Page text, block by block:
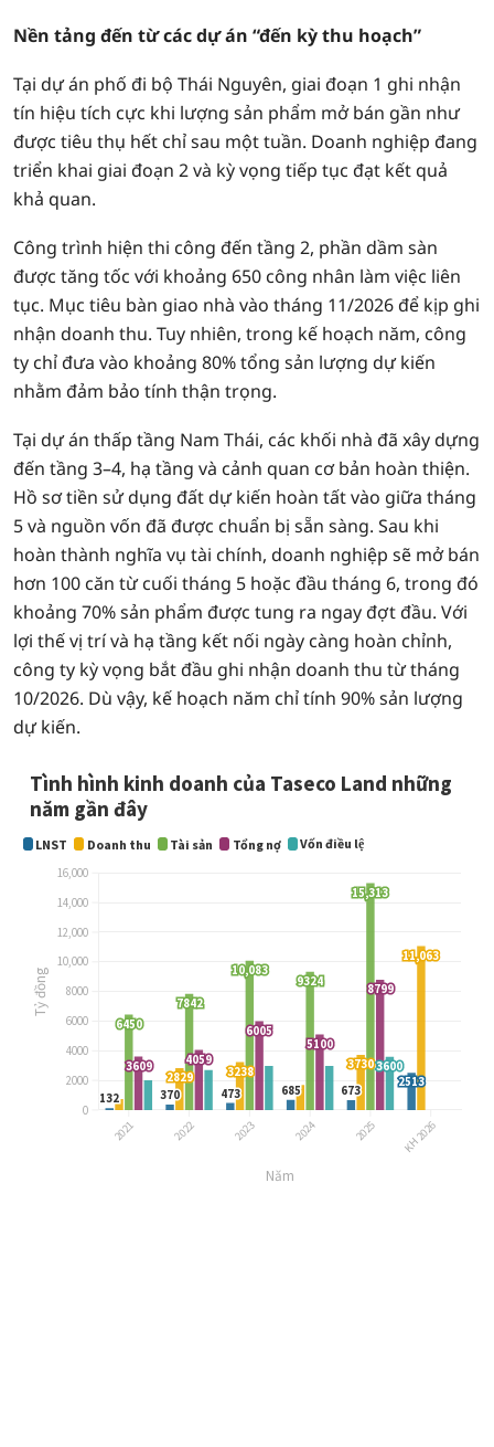
Nền tảng đến từ các dự án “đến kỳ thu hoạch”
Tại dự án phố đi bộ Thái Nguyên, giai đoạn 1 ghi nhận
tín hiệu tích cực khi lượng sản phẩm mở bán gần như
được tiêu thụ hết chỉ sau một tuần. Doanh nghiệp đang
triển khai giai đoạn 2 và kỳ vọng tiếp tục đạt kết quả
khả quan.
Công trình hiện thi công đến tầng 2, phần dầm sàn
được tăng tốc với khoảng 650 công nhân làm việc liên
tục. Mục tiêu bàn giao nhà vào tháng 11/2026 để kịp ghi
nhận doanh thu. Tuy nhiên, trong kế hoạch năm, công
ty chỉ đưa vào khoảng 80% tổng sản lượng dự kiến
nhằm đảm bảo tính thận trọng.
Tại dự án thấp tầng Nam Thái, các khối nhà đã xây dựng
đến tầng 3–4, hạ tầng và cảnh quan cơ bản hoàn thiện.
Hồ sơ tiền sử dụng đất dự kiến hoàn tất vào giữa tháng
5 và nguồn vốn đã được chuẩn bị sẵn sàng. Sau khi
hoàn thành nghĩa vụ tài chính, doanh nghiệp sẽ mở bán
hơn 100 căn từ cuối tháng 5 hoặc đầu tháng 6, trong đó
khoảng 70% sản phẩm được tung ra ngay đợt đầu. Với
lợi thế vị trí và hạ tầng kết nối ngày càng hoàn chỉnh,
công ty kỳ vọng bắt đầu ghi nhận doanh thu từ tháng
10/2026. Dù vậy, kế hoạch năm chỉ tính 90% sản lượng
dự kiến.